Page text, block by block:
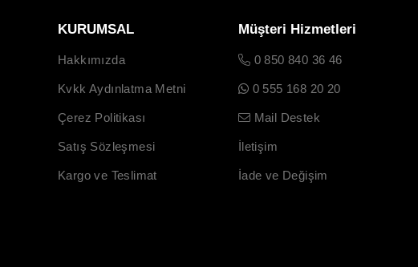
KURUMSAL
Hakkımızda
Kvkk Aydınlatma Metni
Çerez Politikası
Satış Sözleşmesi
Kargo ve Teslimat
Müşteri Hizmetleri
0 850 840 36 46
0 555 168 20 20
Mail Destek
İletişim
İade ve Değişim